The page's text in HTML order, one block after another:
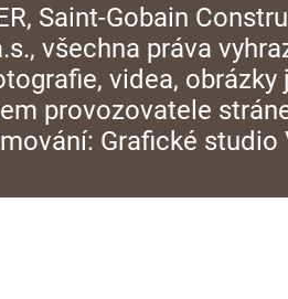
Saint-Gobain
všechna práva
videa, obrázky
provozovatele
Grafické studio